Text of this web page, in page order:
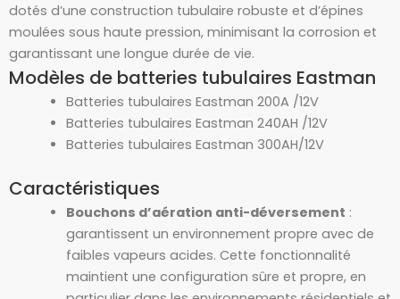
dotés d’une construction tubulaire robuste et d’épines
moulées sous haute pression, minimisant la corrosion et
garantissant une longue durée de vie.
Modèles de batteries tubulaires Eastman
Batteries tubulaires Eastman 200A /12V
Batteries tubulaires Eastman 240AH /12V
Batteries tubulaires Eastman 300AH/12V
Caractéristiques
Bouchons d’aération anti-déversement :
garantissent un environnement propre avec de
faibles vapeurs acides. Cette fonctionnalité
maintient une configuration sûre et propre, en